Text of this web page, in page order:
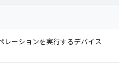
レーションを実行するデバイス